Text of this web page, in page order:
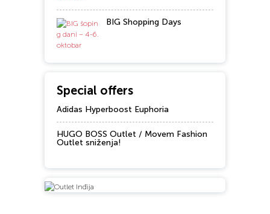
BIG Shopping Days
Special offers
Adidas Hyperboost Euphoria
HUGO BOSS Outlet / Movem Fashion
Outlet sniženja!